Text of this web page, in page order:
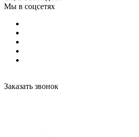
Мы в соцсетях
Заказать звонок